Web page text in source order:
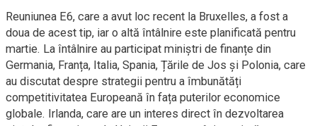
Reuniunea E6, care a avut loc recent la Bruxelles, a fost a
doua de acest tip, iar o altă întâlnire este planificată pentru
martie. La întâlnire au participat miniștri de finanțe din
Germania, Franța, Italia, Spania, Țările de Jos și Polonia, care
au discutat despre strategii pentru a îmbunătăți
competitivitatea Europeană în fața puterilor economice
globale. Irlanda, care are un interes direct în dezvoltarea